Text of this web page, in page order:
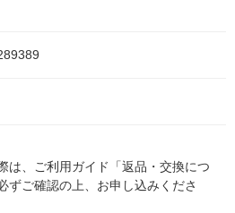
は、ご利用ガイド「返品・交換につ
ずご確認の上、お申し込みくださ